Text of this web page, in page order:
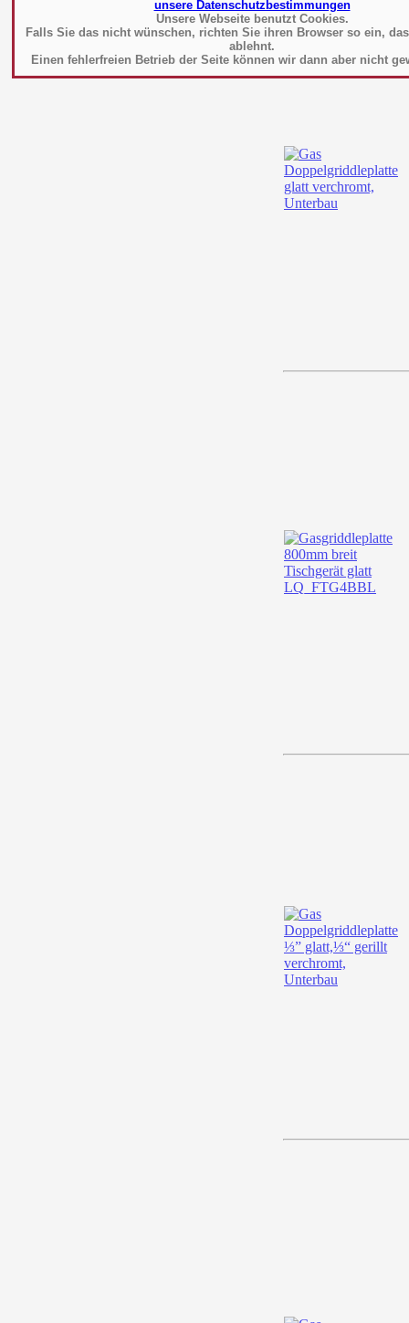
unsere Datenschutzbestimmungen
Unsere Webseite benutzt Cookies.
Falls Sie das nicht wünschen, richten Sie ihren Browser so ein,
ablehnt.
Einen fehlerfreien Betrieb der Seite können wir dann aber nicht